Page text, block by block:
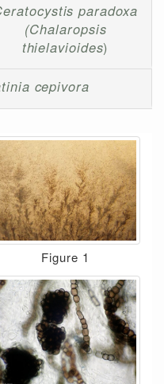
paradoxa
(Chalaropsis
thielavioides)
cepivora
Figure 1